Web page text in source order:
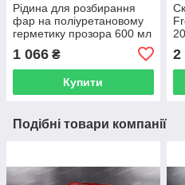
Рідина для розбирання
фар на поліуретановому
герметику прозора 600 мл
1 066 ₴
Купити
2
Подібні товари компанії